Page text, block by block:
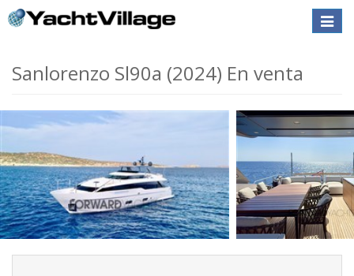
Toggle
Sanlorenzo Sl90a (2024) En venta